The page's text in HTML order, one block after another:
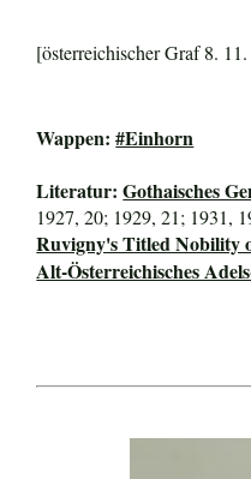
[österreichischer Graf 8.
Wappen:#Einhorn
Literatur:Gothaisches
1927, 20; 1929, 21; 1931,
Ruvigny's Titled Nobility
Alt-Österreichisches